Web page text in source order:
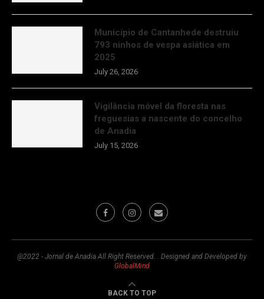
Município de Cantanhede destruiu
793 ninhos de vespa asiática em
2025
July 26, 2026
Vigilância móvel da floresta nas
freguesias a nascente do concelho
de Anadia
July 15, 2026
@2022 - Jornal de Anadia All Right Reserved. . Designed and Developed by
GlobalMind
BACK TO TOP